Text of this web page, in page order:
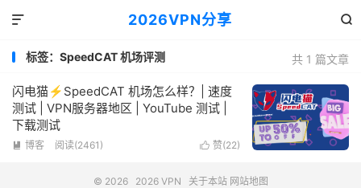
2026VPN分享 

共 1 篇文章
标签：SpeedCAT 机场评测
闪电猫⚡SpeedCAT 机场怎么样？| 速度
测试 | VPN服务器地区 | YouTube 测试 |
下载测试
 赞(22)
 博客 阅读(2461)
© 2026 2026 VPN 关于本站 网站地图